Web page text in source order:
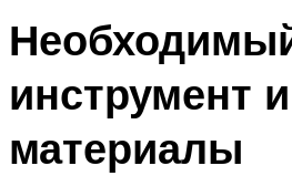
инструмент и
материалы